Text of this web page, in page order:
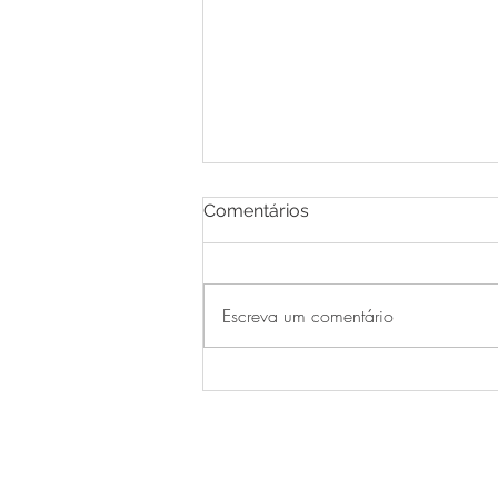
Comentários
Escreva um comentário